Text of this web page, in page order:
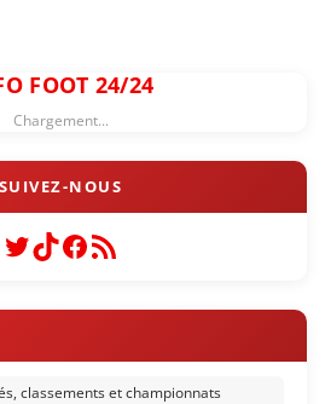
FOOT 24/24
Chargement...
Twitter
TikTok
Facebook
Flux RSS
classements et championnats